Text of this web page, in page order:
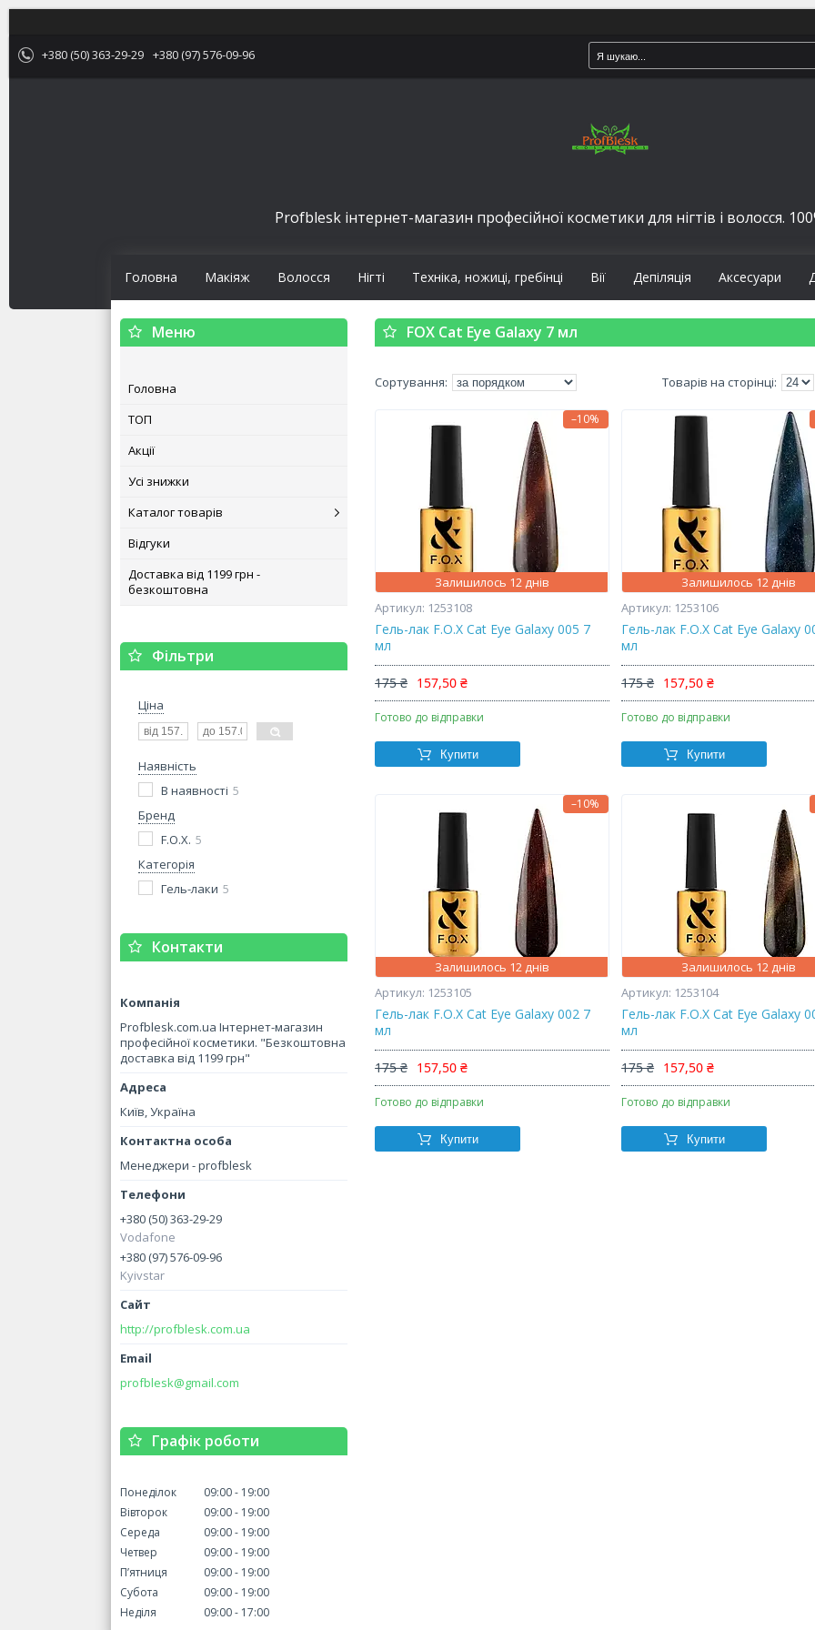
+380 (50) 363-29-29 +380 (97) 576-09-96
Profblesk інтернет-магазин професійної косметики для нігтів і волосся.
Головна Макіяж Волосся Нігті Техніка, ножиці, гребінці Вії Депіляція Аксесуари
Головна
ТОП
Акції
Усі знижки
Каталог товарів
Відгуки
Доставка від 1199 грн -
безкоштовна
Фільтри
Ціна
Наявність
В наявності 5
Бренд
F.O.X. 5
Категорія
Гель-лаки 5
Контакти
Profblesk.com.ua Інтернет-магазин
професійної косметики. "Безкоштовна
доставка від 1199 грн"
Київ, Україна
Менеджери - profblesk
+380 (50) 363-29-29
Vodafone
+380 (97) 576-09-96
Kyivstar
http://profblesk.com.ua
profblesk@gmail.com
Графік роботи
Понеділок 09:00
19:00
Вівторок
09:00
19:00
Середа
09:00
19:00
Четвер
09:00
19:00
Пʼятниця
09:00
19:00
Субота
09:00
19:00
Неділя
09:00 17:00
FOX Cat Eye Galaxy 7 мл
–10%
Залишилось 12 днів
1253108
Гель-лак F.O.X Cat Eye Galaxy 005 7
мл
175 ₴ 157,50 ₴
Готово до відправки
Купити
Залишилось 12 днів
1253106
Гель-лак F.O.X Cat Eye Galaxy
мл
175 ₴ 157,50 ₴
Готово до відправки
Купити
–10%
Залишилось 12 днів
1253105
Гель-лак F.O.X Cat Eye Galaxy 002 7
мл
175 ₴ 157,50 ₴
Готово до відправки
Купити
Залишилось 12 днів
1253104
Гель-лак F.O.X Cat Eye Galaxy
мл
175 ₴ 157,50 ₴
Готово до відправки
Купити